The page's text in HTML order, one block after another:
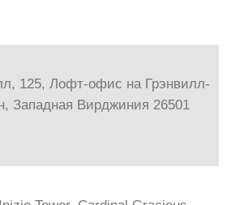
125, Лофт-офис на Грэнвилл-
Западная Вирджиния 26501